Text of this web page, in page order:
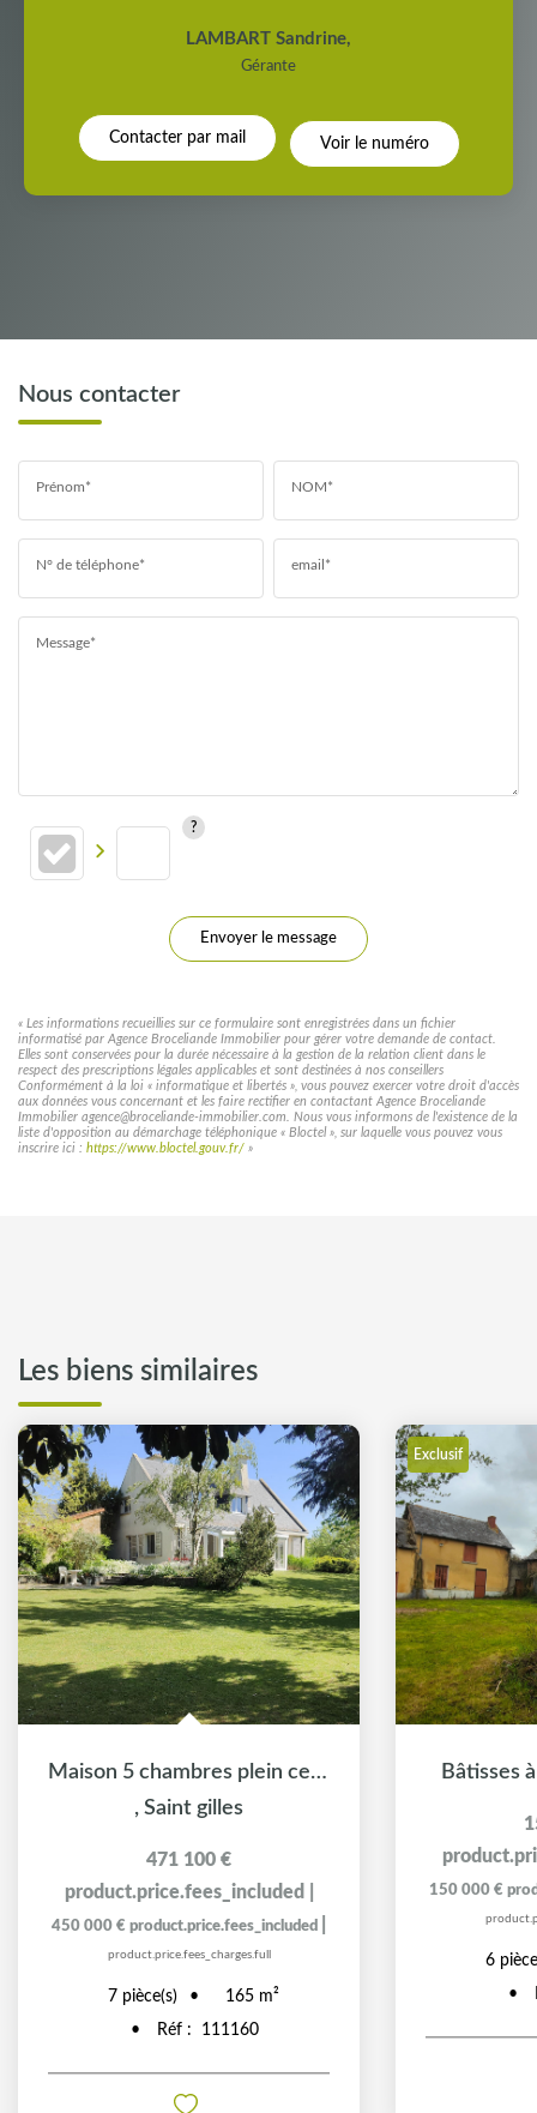
LAMBART Sandrine,
Gérante
Contacter par mail Voir le numéro
Nous contacter
Prénom* NOM*
N° de téléphone* email*
Message*
Envoyer le message
« Les informations recueillies sur ce formulaire sont enregistrées dans un fichier
informatisé par Agence Broceliande Immobilier pour gérer votre demande de contact.
Elles sont conservées pour la durée nécessaire à la gestion de la relation client dans le
respect des prescriptions légales applicables et sont destinées à nos conseillers
Conformément à la loi « informatique et libertés », vous pouvez exercer votre droit d'accès
aux données vous concernant et les faire rectifier en contactant Agence Broceliande
Immobilier agence@broceliande-immobilier.com. Nous vous informons de l'existence de la
liste d'opposition au démarchage téléphonique « Bloctel », sur laquelle vous pouvez vous
inscrire ici : https://www.bloctel.gouv.fr/ »
Les biens similaires
Maison 5 chambres plein centre
, Saint gilles
471 100 €
product.price.fees_included
450 000 € product.price.fees_included
product.price.fees_charges.full
7 pièce(s) 165 m²
Réf :
111160
Exclusif
Bâtisses
150 000 €
6